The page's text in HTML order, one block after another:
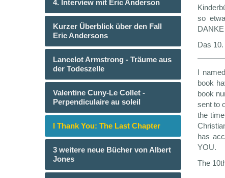
so
Das
I
book
book
sent to
the
has
YOU.
The
4. Interview mit Eric Anderson
Kurzer Überblick über den Fall
Eric Andersons
Lancelot Armstrong - Träume aus
der Todeszelle
Valentine Cuny-Le Collet -
Perpendiculaire au soleil
I Thank You: The Last Chapter
3 weitere neue Bücher von Albert
Jones